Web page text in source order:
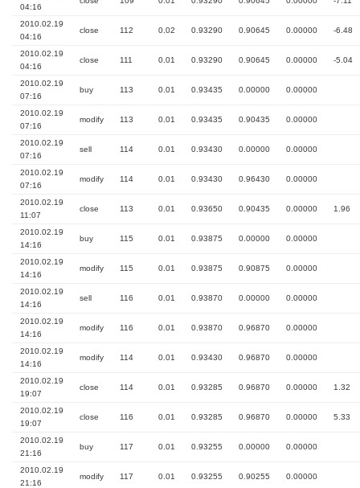
04:16
2010.02.19
04:16
close 112 0.02 0.93290 0.90645 0.00000 -6.48
2010.02.19
04:16
close 111 0.01 0.93290 0.90645 0.00000 -5.04
2010.02.19
07:16
buy 113 0.01 0.93435 0.00000 0.00000
2010.02.19
07:16
modify 113 0.01 0.93435 0.90435 0.00000
2010.02.19
07:16
sell 114 0.01 0.93430 0.00000 0.00000
2010.02.19
07:16
modify 114 0.01 0.93430 0.96430 0.00000
2010.02.19
11:07
close 113 0.01 0.93650 0.90435 0.00000 1.96
2010.02.19
14:16
buy 115 0.01 0.93875 0.00000 0.00000
2010.02.19
14:16
modify 115 0.01 0.93875 0.90875 0.00000
2010.02.19
14:16
sell 116 0.01 0.93870 0.00000 0.00000
2010.02.19
14:16
modify 116 0.01 0.93870 0.96870 0.00000
2010.02.19
14:16
modify 114 0.01 0.93430 0.96870 0.00000
2010.02.19
19:07
close 114 0.01 0.93285 0.96870 0.00000 1.32
2010.02.19
19:07
close 116 0.01 0.93285 0.96870 0.00000 5.33
2010.02.19
21:16
buy 117 0.01 0.93255 0.00000 0.00000
2010.02.19
21:16
modify 117 0.01 0.93255 0.90255 0.00000